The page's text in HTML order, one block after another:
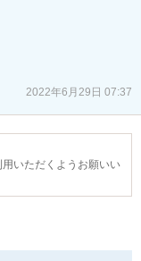
2022年6月29日 07:37
いただくようお願いい